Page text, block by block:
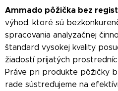
Ammado pôžička bez
výhod, ktoré sú
spracovania analyzačnej
štandard vysokej kvality
žiadostí prijatých
Práve pri produkte pôžičky
rade sústreďujeme na